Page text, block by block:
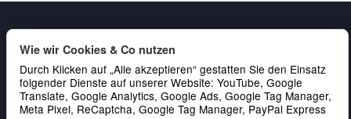
Wie wir Cookies & Co nutzen
Durch Klicken auf „Alle akzeptieren“ gestatten Sie den Einsatz
folgender Dienste auf unserer Website: YouTube, Google
Translate, Google Analytics, Google Ads, Google Tag Manager,
Meta Pixel, ReCaptcha, Google Tag Manager, PayPal Express